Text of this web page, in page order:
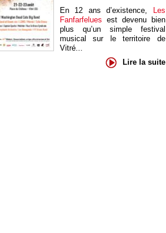
En 12 ans d’existence, Les
Fanfarfelues est devenu bien
plus qu’un simple festival
musical sur le territoire de
Vitré...
Lire la suite